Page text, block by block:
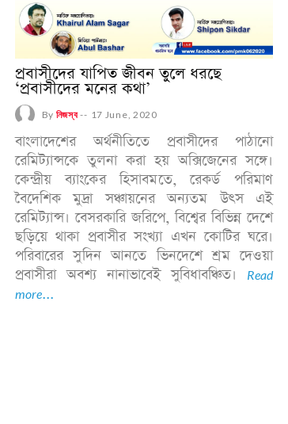
প্রবাসীদের যাপিত জীবন তুলে ধরছে
‘প্রবাসীদের মনের কথা’
By নিজস্ব-- 17 June, 2020
বাংলাদেশের অর্থনীতিতে প্রবাসীদের পাঠানো
রেমিট্যান্সকে তুলনা করা হয় অক্সিজেনের সঙ্গে।
কেন্দ্রীয় ব্যাংকের হিসাবমতে, রেকর্ড পরিমাণ
বৈদেশিক মুদ্রা সঞ্চায়নের অন্যতম উৎস এই
রেমিট্যান্স। বেসরকারি জরিপে, বিশ্বের বিভিন্ন দেশে
ছড়িয়ে থাকা প্রবাসীর সংখ্যা এখন কোটির ঘরে।
পরিবারের সুদিন আনতে ভিনদেশে শ্রম দেওয়া
প্রবাসীরা অবশ্য নানাভাবেই সুবিধাবঞ্চিত। Read
more...